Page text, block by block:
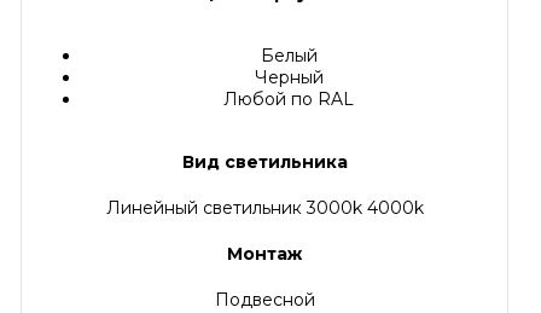
Белый
Черный
Любой по RAL
Вид светильника
Линейный светильник 3000k 4000k
Монтаж
Подвесной